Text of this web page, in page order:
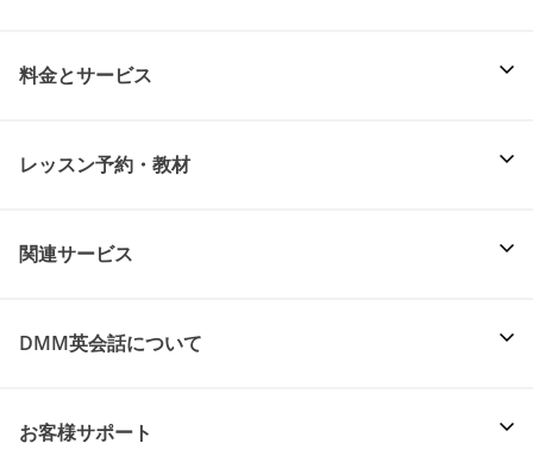
料金とサービス
レッスン予約・教材
関連サービス
DMM英会話について
お客様サポート